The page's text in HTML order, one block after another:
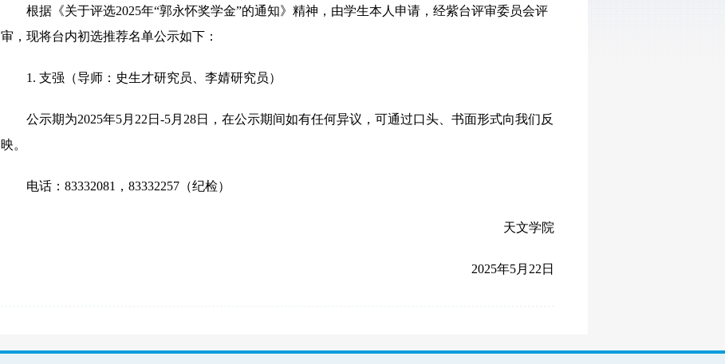
根据《关于评选2025年“郭永怀奖学金”的通知》精神，由学生本人申请，经紫台评审委员会评
审，现将台内初选推荐名单公示如下：
1. 支强（导师：史生才研究员、李婧研究员）
公示期为2025年5月22日-5月28日，在公示期间如有任何异议，可通过口头、书面形式向我们反
映。
电话：83332081，83332257（纪检）
天文学院
2025年5月22日